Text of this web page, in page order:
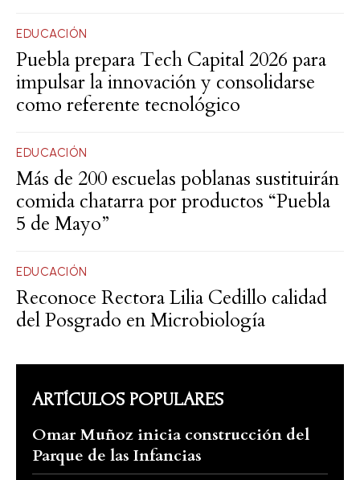
EDUCACIÓN
Puebla prepara Tech Capital 2026 para
impulsar la innovación y consolidarse
como referente tecnológico
EDUCACIÓN
Más de 200 escuelas poblanas sustituirán
comida chatarra por productos “Puebla
5 de Mayo”
EDUCACIÓN
Reconoce Rectora Lilia Cedillo calidad
del Posgrado en Microbiología
ARTÍCULOS POPULARES
Omar Muñoz inicia construcción del
Parque de las Infancias